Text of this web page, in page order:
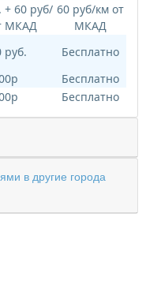
+ 60 руб/
МКАД
60 руб/км от
МКАД
руб.
Бесплатно
Бесплатно
Бесплатно
в другие города